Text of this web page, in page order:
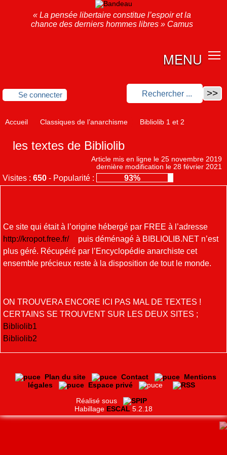
« La pensée libertaire constitue l’espoir et la
chance des derniers hommes libres » Camus
MENU
Se connecter
Accueil Classiques de l’anarchisme Bibliolib 1 et 2
les textes de Bibliolib
Article mis en ligne le 25 novembre 2019
dernière modification le 28 février 2021
Visites : 650 - Popularité : 93%
Ce site qui était à l’origine hébergé par FREE à l’adresse
http://kropot.free.fr/
puis déménagé à BIBLIOLIB.NET n’est
plus géré. Récupéré par l’Encyclopédie anarchiste cet
ensemble précieux reste à la disposition de tout le monde.
ON TROUVERA ENCORE ICI PAS MAL DE TEXTES !
CERTAINS SE TROUVENT SUR LES DEUX SITES ;
Bibliolib1
Bibliolib2
Plan du site Contact
Mentions
légales
Espace privé
Réalisé sous
Habillage ESCAL 5.2.18